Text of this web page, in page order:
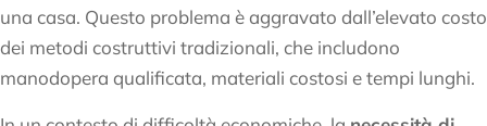
una casa. Questo problema è aggravato dall’elevato costo
dei metodi costruttivi tradizionali, che includono
manodopera qualificata, materiali costosi e tempi lunghi.